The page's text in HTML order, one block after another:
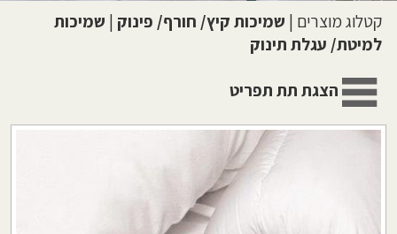
קטלוג מוצרים | שמיכות קיץ/ חורף/ פינוק | שמיכות
למיטת/ עגלת תינוק
הצגת תת תפריט